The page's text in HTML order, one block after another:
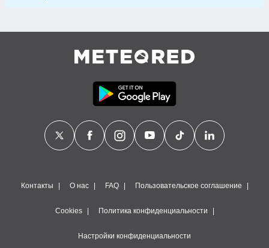
Контакты О нас FAQ Пользовательское соглашение
Cookies Политика конфиденциальности
Настройки конфиденциальности